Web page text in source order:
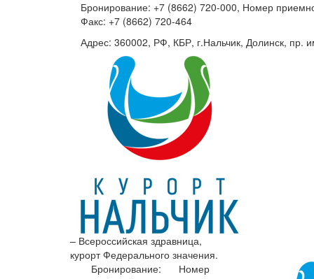
Бронирование: +7 (8662) 720-000, Номер
Факс: +7 (8662) 720-464
Адрес: 360002, РФ, КБР, г.Нальчик, Долинск, пр.
– Всероссийская здравница,
курорт Федерального значения.
Бронирование:
Номер